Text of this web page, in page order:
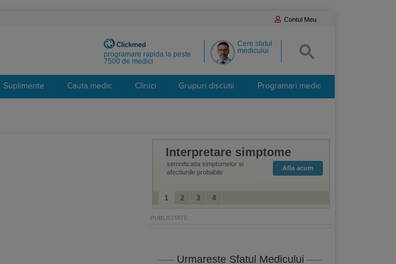
Contul Meu
Cere sfatul
medicului
programare rapida la peste
7500 de medici
Suplimente Cauta medic Clinici Grupuri discutii Programari medic
Interpretare simptome
semnificatia simptomelor si
afectiunile probabile
Afla acum
1 2 3 4
Urmareste Sfatul Medicului